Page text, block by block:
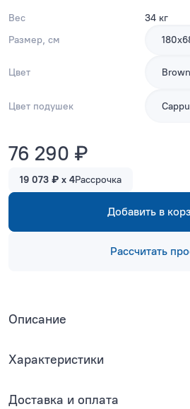
Вес
34 кг
Размер, см
Цвет Brown
Цвет подушек
76 290 ₽
19 073 ₽ x 4Рассрочка
Добавить в
Рассчитать
Описание
Характеристики
Доставка и оплата